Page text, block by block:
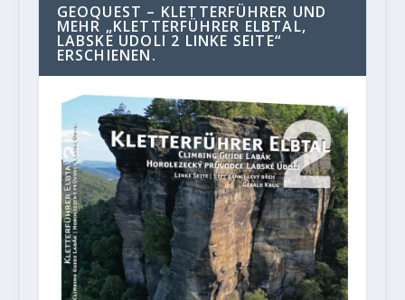
GEOQUEST – KLETTERFÜHRER UND
MEHR „KLETTERFÜHRER ELBTAL,
LABSKE UDOLI 2 LINKE SEITE“
ERSCHIENEN.